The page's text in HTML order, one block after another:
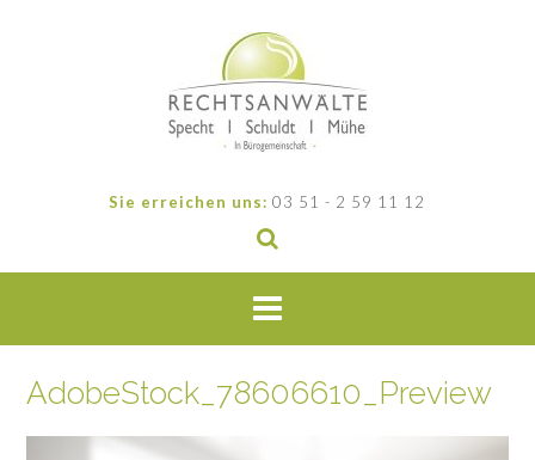
Sie erreichen uns: 03 51 - 2 59 11 12
AdobeStock_78606610_Preview